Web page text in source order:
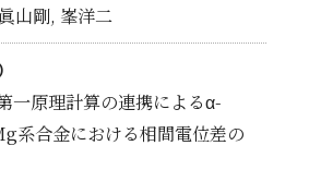
山剛, 峯洋二
一原理計算の連携によるα-
系合金における相間電位差の